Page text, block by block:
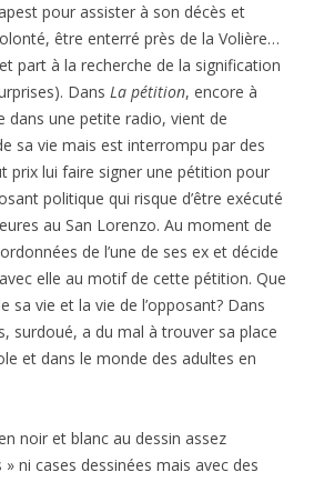
pour assister à son décès et
être enterré près de la Volière…
part à la recherche de la signification
Dans La pétition, encore à
dans une petite radio, vient de
sa vie mais est interrompu par des
prix lui faire signer une pétition pour
politique qui risque d’être exécuté
au San Lorenzo. Au moment de
de l’une de ses ex et décide
elle au motif de cette pétition. Que
sa vie et la vie de l’opposant? Dans
surdoué, a du mal à trouver sa place
et dans le monde des adultes en
noir et blanc au dessin assez
ni cases dessinées mais avec des